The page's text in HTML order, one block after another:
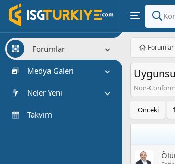
Forumlar
Yeni Mesajlar
Medya Galeri
Yeni medyalar
Neler Yeni
Öne çıkan içerik
Takvim
Forumlar
Non-
Önceki